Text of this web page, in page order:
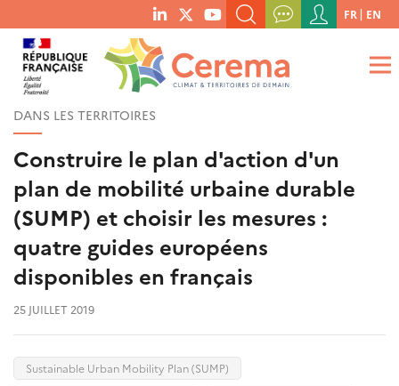
menu
social
links
RECHERCHER UN MOT-CLÉ, UNE PUBLICATION, ETC.
QUE RECHERCHEZ-VOUS ?
Menu
du
compte
de
FR EN
DANS LES TERRITOIRES
Construire le plan d'action d'un
plan de mobilité urbaine durable
(SUMP) et choisir les mesures :
quatre guides européens
disponibles en français
25 JUILLET 2019
Sustainable Urban Mobility Plan (SUMP)